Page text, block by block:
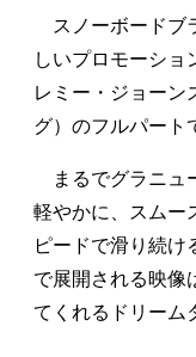
スノーボードブ
しいプロモーショ
レミー・ジョーン
グ）のフルパート
まるでグラニュ
軽やかに、スムー
ピードで滑り続け
で展開される映像
てくれるドリーム